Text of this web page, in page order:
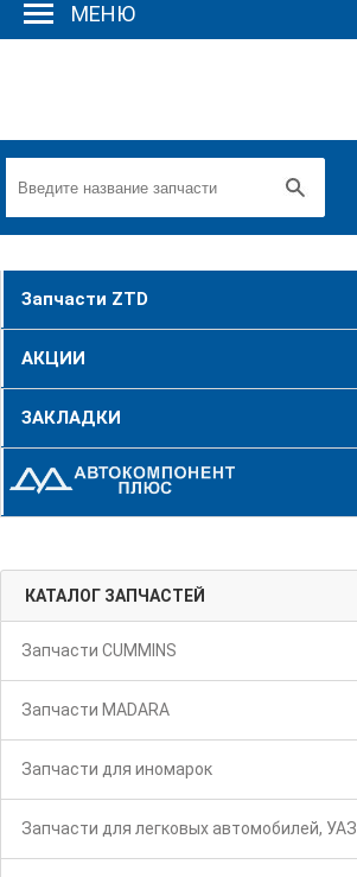
МЕНЮ
Запчасти ZTD
АКЦИИ
ЗАКЛАДКИ
КАТАЛОГ ЗАПЧАСТЕЙ
Запчасти CUMMINS
Запчасти MADARA
Запчасти для иномарок
Запчасти для легковых автомобилей, УАЗ